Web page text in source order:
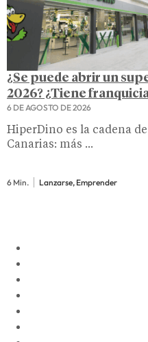
¿Se puede abrir un
2026? ¿Tiene
6 DE AGOSTO DE 2026
HiperDino es la cadena
Canarias: más ...
6 Min. Lanzarse, Emprender